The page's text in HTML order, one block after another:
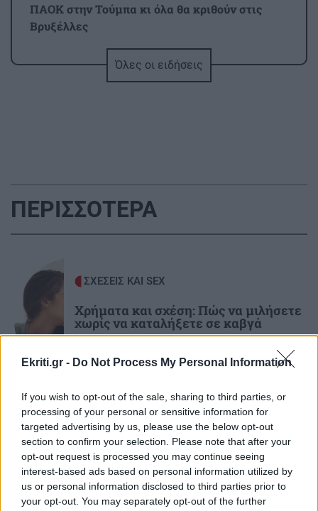
Ekriti.gr - Do Not Process My Personal Information
If you wish to opt-out of the sale, sharing to third parties, or
processing of your personal or sensitive information for
targeted advertising by us, please use the below opt-out
section to confirm your selection. Please note that after your
opt-out request is processed you may continue seeing
interest-based ads based on personal information utilized by
us or personal information disclosed to third parties prior to
your opt-out. You may separately opt-out of the further
ΠΑΟΚ στην Τούμπα κι όλα θα κριθούν στις
Βρυξέλλες
FIFA παραμένει σε ισχύ»
ΑΘΛΗΤΙΚΑ
την Μακάμπι Τελ Αβίβ και ετοιμάζεται για
ΟΦΗ (βίντεο)
ΠΕΡΙΕΡΓΑ - ΠΑΡΑΞΕΝΑ
Βέλγιο: Ζει σε πλωτό σπίτι 23 μέτρων εδώ και
χρόνια
22:00
GOSSIP - LIFESTYLE
Γιώργος Λιάγκας: «Ο Τζορτζ Κλούνεϊ της
Ελλάδας…»
21:52
ΚΟΣΜΟΣ
Η Βουδαπέστη χαμηλώνει τα φώτα σε μνημεία
Όλες οι ειδήσεις
ΠΕΡΙΣΣΟΤΕΡΑ
ΣΧΕΣΕΙΣ ΚΑΙ SEX
Χρήματα και σχέση: Πώς να μιλήσετε
χωρίς να καταλήξετε σε καβγά
GOSSIP - LIFESTYLE
Η Μπάρμπρα Στρέιζαντ υπογράφει το
πρώτο της παιδικό βιβλίο